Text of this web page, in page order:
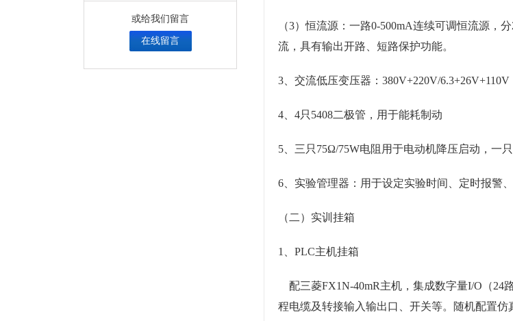
或给我们留言
在线留言
（3）恒流源：一路0-500mA连续可调恒流源，
流，具有输出开路、短路保护功能。
3、交流低压变压器：380V+220V/6.3+26V+110V
4、4只5408二极管，用于能耗制动
5、三只75Ω/75W电阻用于电动机降压启动，一
6、实验管理器：用于设定实验时间、定时报警
（二）实训挂箱
1、PLC主机挂箱
配三菱FX1N-40mR主机，集成数字量I/O（24
程电缆及转接输入输出口、开关等。随机配置仿